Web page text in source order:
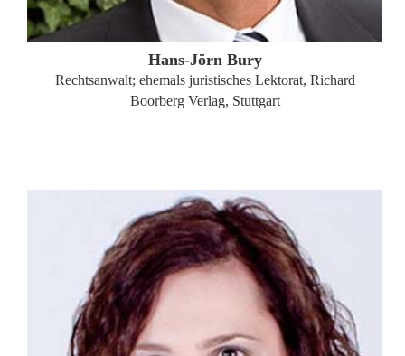
ZUM PROFIL
Hans-Jörn Bury
Rechtsanwalt; ehemals juristisches Lektorat, Richard
Boorberg Verlag, Stuttgart